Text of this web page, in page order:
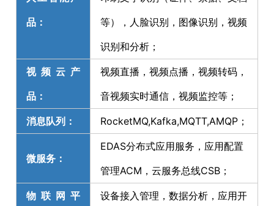
品：
等），人脸识别，图像识别，视频
识别和分析；
视频云产
品：
视频直播，视频点播，视频转码，
音视频实时通信，视频监控等；
消息队列： RocketMQ,Kafka,MQTT,AMQP；
微服务：
EDAS分布式应用服务，应用配置
管理ACM，云服务总线CSB；
物联网平
设备接入管理，数据分析，应用开